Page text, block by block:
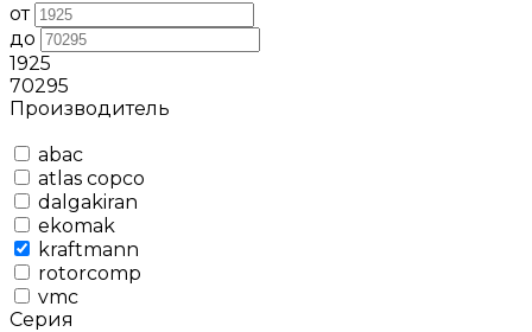
от
до
1925
70295
Производитель
abac
atlas copco
dalgakiran
ekomak
kraftmann
rotorcomp
vmc
Серия